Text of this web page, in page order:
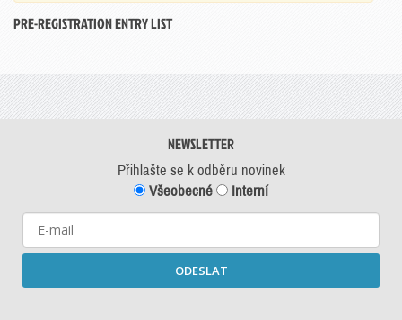
PRE-REGISTRATION ENTRY LIST
NEWSLETTER
Přihlašte se k odběru novinek
Všeobecné
Interní
ODESLAT